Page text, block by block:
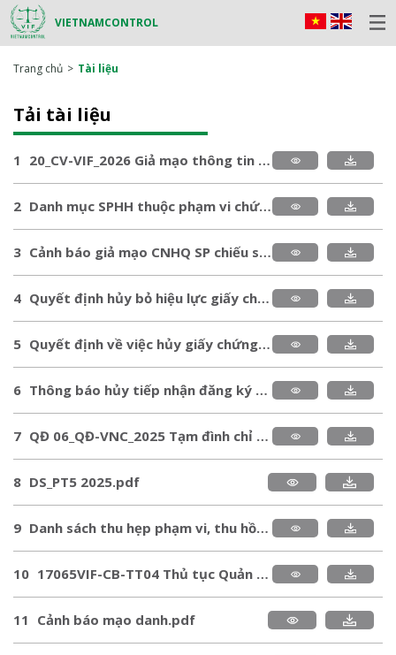
VIETNAMCONTROL
Trang chủ Tài liệu
Tải tài liệu
1 20_CV-VIF_2026 Giả mạo thông tin chứng nhận sản phẩm số VIC 25.HQ 12.03.0614.pdf
2 Danh mục SPHH thuộc phạm vi chứng nhận của Vietnamcontrol 2026.pdf
3 Cảnh báo giả mạo CNHQ SP chiếu sáng bằng CN LED VIC_23.HQ_18.01.0703.pdf
4 Quyết định hủy bỏ hiệu lực giấy chứng nhận phù hợp Quy chuẩn kỹ thuật Công ty CP Gạch men Thanh Thanh.pdf
5 Quyết định về việc hủy giấy chứng nhận HAAST.pdf
6 Thông báo hủy tiếp nhận đăng ký kiểm tra chất lượng lô hàng nhập khẩu năm 2025.pdf
7 QĐ 06_QĐ-VNC_2025 Tạm đình chỉ công việc Giám định thương mai theo ủy quyền từ công ty.pdf
8 DS_PT5 2025.pdf
9 Danh sách thu hẹp phạm vi, thu hồi, đình chỉ giấy chứng nhận 2025.pdf
10 17065VIF-CB-TT04 Thủ tục Quản lý năng lực nhân sự tham gia QTĐG_122024.pdf
11 Cảnh báo mạo danh.pdf